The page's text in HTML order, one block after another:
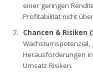
einer geringen
Profitabilität nicht
Chancen & Risiken
Herausforderungen
Umsatz Risiken.